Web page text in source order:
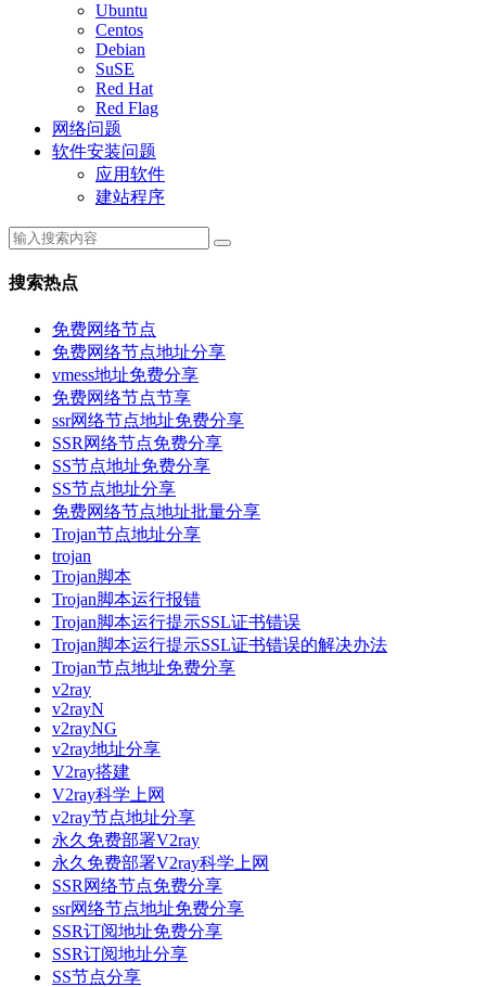
Ubuntu
Centos
Debian
SuSE
Red Hat
Red Flag
网络问题
软件安装问题
应用软件
建站程序
搜索热点
免费网络节点
免费网络节点地址分享
vmess地址免费分享
免费网络节点节享
ssr网络节点地址免费分享
SSR网络节点免费分享
SS节点地址免费分享
SS节点地址分享
免费网络节点地址批量分享
Trojan节点地址分享
trojan
Trojan脚本
Trojan脚本运行报错
Trojan脚本运行提示SSL证书错误
Trojan脚本运行提示SSL证书错误的解决办法
Trojan节点地址免费分享
v2ray
v2rayN
v2rayNG
v2ray地址分享
V2ray搭建
V2ray科学上网
v2ray节点地址分享
永久免费部署V2ray
永久免费部署V2ray科学上网
SSR网络节点免费分享
ssr网络节点地址免费分享
SSR订阅地址免费分享
SSR订阅地址分享
SS节点分享